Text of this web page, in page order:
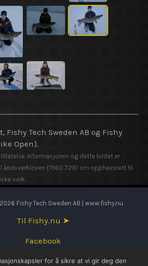
Fishy Tech Sweden AB og Fishy
Open).
tillatelse, informasjonen og dette bildet er
åndsverkloven (1960:729) om opphavsrett til
verk.
Fishy Tech Sweden AB | www.fishy.nu
Til Fishy.nu ➤
Facebook
English
for å sikre at vi gir deg den